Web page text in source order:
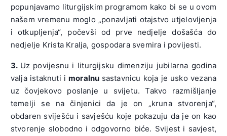
popunjavamo liturgijskim programom kako bi se u ovom
našem vremenu moglo „ponavljati otajstvo utjelovljenja
i otkupljenja“, počevši od prve nedjelje došašća do
nedjelje Krista Kralja, gospodara svemira i povijesti.
3. Uz povijesnu i liturgijsku dimenziju jubilarna godina
valja istaknuti imoralnu sastavnicu koja je usko vezana
uz čovjekovo poslanje u svijetu. Takvo razmišljanje
temelji se na činjenici da je on „kruna stvorenja“,
obdaren sviješću i savješću koje pokazuju da je on kao
stvorenje slobodno i odgovorno biće. Svijest i savjest,